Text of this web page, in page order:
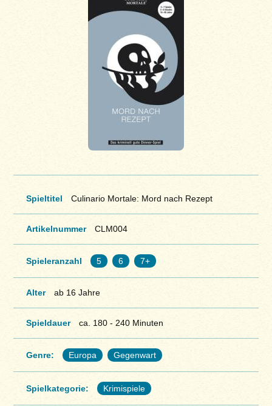
Spieltitel Culinario Mortale: Mord nach Rezept
Artikelnummer CLM004
Spieleranzahl 5 6 7+
Alter ab 16 Jahre
Spieldauer ca. 180 - 240 Minuten
Genre: Europa Gegenwart
Spielkategorie: Krimispiele